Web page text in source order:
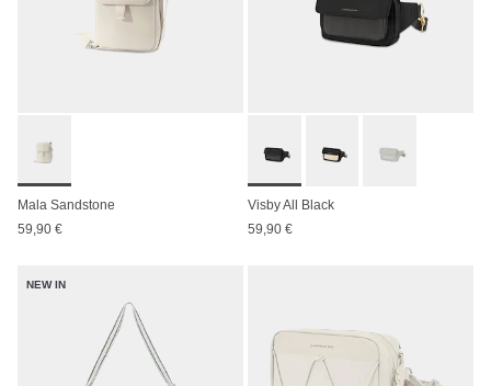
Mala Sandstone
59,90 €
Visby All Black
59,90 €
NEW IN